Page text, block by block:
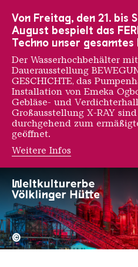
Aufruf zur
©
Von Freitag, den 21. bis
August bespielt das
Techno unser
Der Wasserhochbehälter
Dauerausstellung
GESCHICHTE, das
Installation von Emeka
Gebläse- und
Großausstellung X-RAY
durchgehend zum
geöffnet.
Weitere Infos